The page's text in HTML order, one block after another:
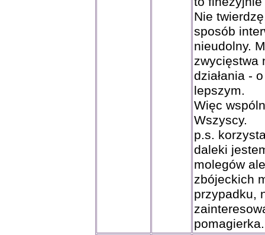
Nie
sposób
nieudolny.
zwycięstwa
działania -
lepszym.
Więc
Wszyscy.
p.s.
daleki
molegów
zbójeckich
przypadku,
pomagierka.